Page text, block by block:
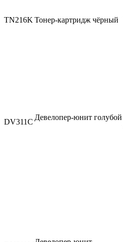
TN216K Тонер-картридж чёрный
DV311C
Девелопер-юнит голубой